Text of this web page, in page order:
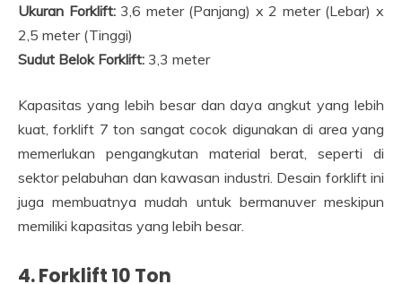
Ukuran Forklift:3,6 meter (Panjang) x 2 meter (Lebar) x
2,5 meter (Tinggi)
Sudut Belok Forklift: 3,3 meter
Kapasitas yang lebih besar dan daya angkut yang lebih
kuat, forklift 7 ton sangat cocok digunakan di area yang
memerlukan pengangkutan material berat, seperti di
sektor pelabuhan dan kawasan industri. Desain forklift ini
juga membuatnya mudah untuk bermanuver meskipun
memiliki kapasitas yang lebih besar.
4. Forklift 10 Ton